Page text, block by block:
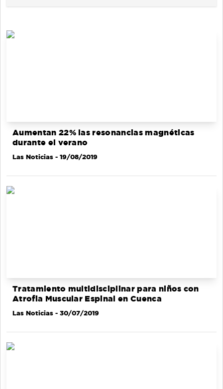
Aumentan 22% las resonancias magnéticas
durante el verano
Las Noticias - 19/08/2019
Tratamiento multidisciplinar para niños con
Atrofia Muscular Espinal en Cuenca
Las Noticias - 30/07/2019